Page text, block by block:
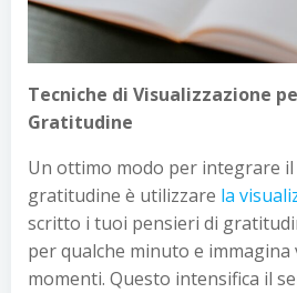
Tecniche di Visualizzazione
Gratitudine
Un ottimo modo per integrare il
gratitudine è utilizzare la
scritto i tuoi pensieri di
per qualche minuto e immagina
momenti. Questo intensifica il